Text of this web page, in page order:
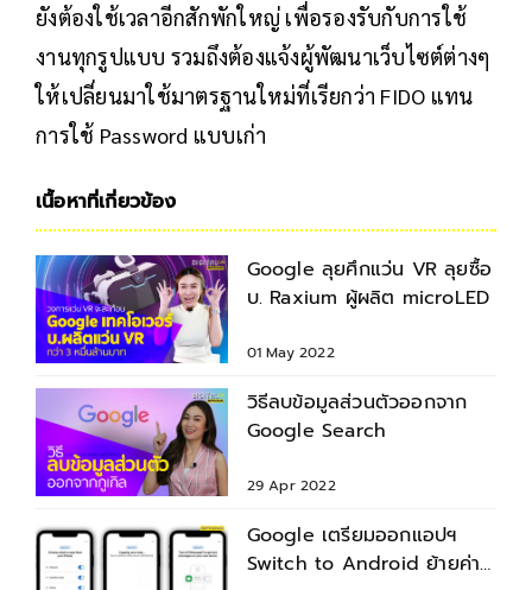
ยังต้องใช้เวลาอีกสักพักใหญ่ เพื่อรองรับกับการใช้
งานทุกรูปแบบ รวมถึงต้องแจ้งผู้พัฒนาเว็บไซต์ต่างๆ
ให้เปลี่ยนมาใช้มาตรฐานใหม่ที่เรียกว่า FIDO แทน
การใช้ Password แบบเก่า
เนื้อหาที่เกี่ยวข้อง
Google ลุยศึกแว่น VR ลุยซื้อ
บ. Raxium ผู้ผลิต microLED
01 May 2022
วิธีลบข้อมูลส่วนตัวออกจาก
Google Search
29 Apr 2022
Google เตรียมออกแอปฯ
Switch to Android ย้ายค่าย